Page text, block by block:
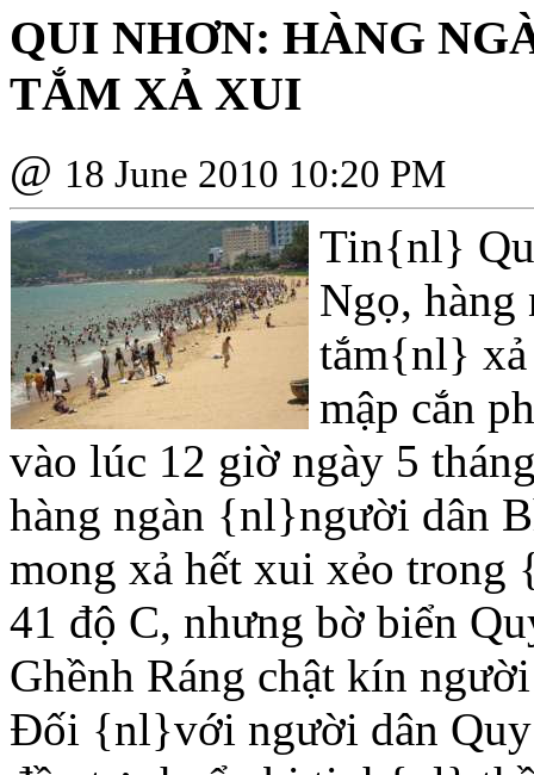
QUI NHƠN: HÀNG
TẮM XẢ XUI
@ 18 June 2010 10:20 PM
Tin{nl}
Ngọ, hàng
tắm{nl} xả
mập cắn
vào lúc 12 giờ ngày 5
hàng ngàn {nl}người dân
mong xả hết xui xẻo trong
41 độ C, nhưng bờ biển
Ghềnh Ráng chật kín
Ðối {nl}với người dân Quy